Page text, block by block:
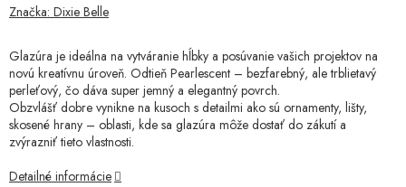
Glazúra je ideálna na vytváranie hĺbky a posúvanie vašich projektov na
novú kreatívnu úroveň. Odtieň Pearlescent – bezfarebný, ale trblietavý
perleťový, čo dáva super jemný a elegantný povrch.
Obzvlášť dobre vynikne na kusoch s detailmi ako sú ornamenty, lišty,
skosené hrany – oblasti, kde sa glazúra môže dostať do zákutí a
zvýrazniť tieto vlastnosti.
Detailné informácie
produktu
z
5
hviezdičiek.
Značka: Dixie Belle